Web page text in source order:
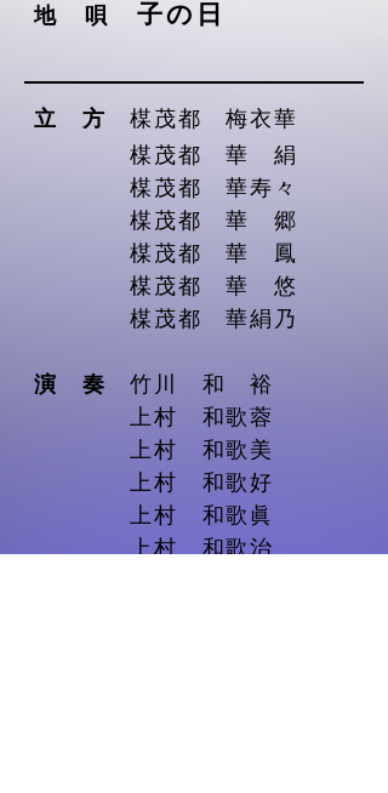
地 唄 子の日
立 方楳茂都 梅衣華
楳茂都 華 絹
楳茂都 華寿々
楳茂都 華 郷
楳茂都 華 鳳
楳茂都 華 悠
楳茂都 華絹乃
演 奏 竹川 和 裕
上村 和歌蓉
上村 和歌美
上村 和歌好
上村 和歌眞
上村 和歌治